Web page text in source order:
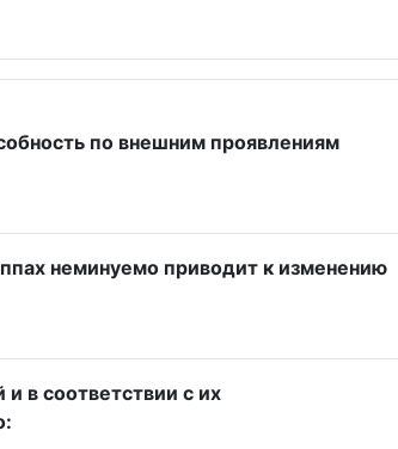
по внешним проявлениям
неминуемо приводит к изменению
в соответствии с их